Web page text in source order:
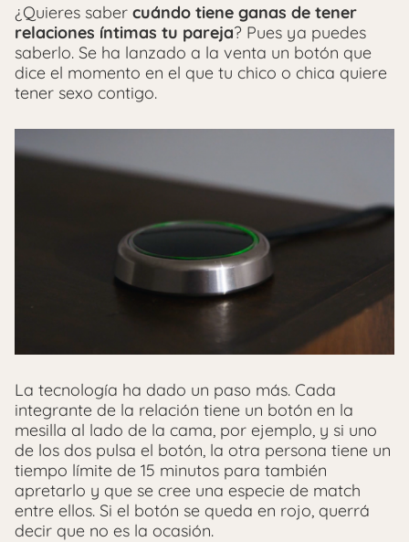
¿Quieres saber cuándo tiene ganas de tener
relaciones íntimas tu pareja? Pues ya puedes
saberlo. Se ha lanzado a la venta un botón que
dice el momento en el que tu chico o chica quiere
tener sexo contigo.
La tecnología ha dado un paso más. Cada
integrante de la relación tiene un botón en la
mesilla al lado de la cama, por ejemplo, y si uno
de los dos pulsa el botón, la otra persona tiene un
tiempo límite de 15 minutos para también
apretarlo y que se cree una especie de match
entre ellos. Si el botón se queda en rojo, querrá
decir que no es la ocasión.